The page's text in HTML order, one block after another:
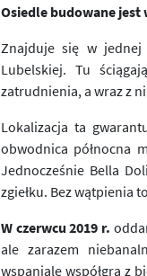
Osiedle budowane jest
Znajduje się w jednej
Lubelskiej. Tu
zatrudnienia, a wraz z
Lokalizacja ta
obwodnica północna
Jednocześnie Bella
zgiełku. Bez wątpienia
W czerwcu 2019 r.
ale zarazem
wspaniale współgra z